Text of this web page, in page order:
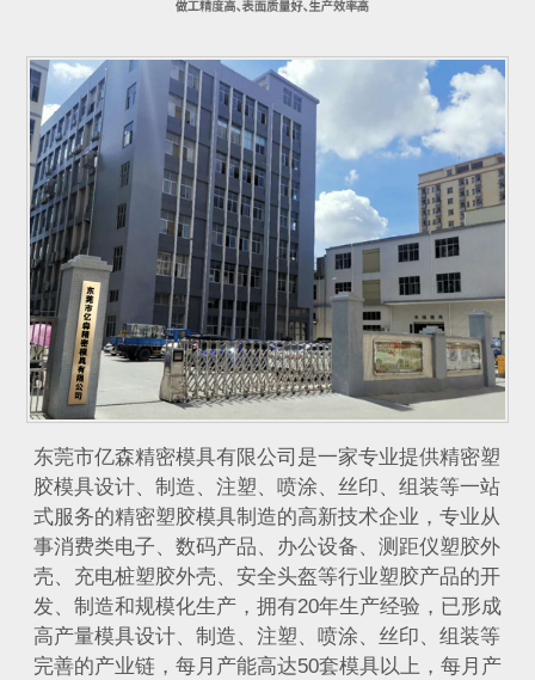
​东莞市亿森精密模具有限公司是一家专业提供精密塑
胶模具设计、制造、注塑、喷涂、丝印、组装等一站
式服务的精密塑胶模具制造的高新技术企业，专业从
事消费类电子、数码产品、办公设备、测距仪塑胶外
壳、充电桩塑胶外壳、安全头盔等行业塑胶产品的开
发、制造和规模化生产，拥有20年生产经验，已形成
高产量模具设计、制造、注塑、喷涂、丝印、组装等
完善的产业链，每月产能高达50套模具以上，每月产